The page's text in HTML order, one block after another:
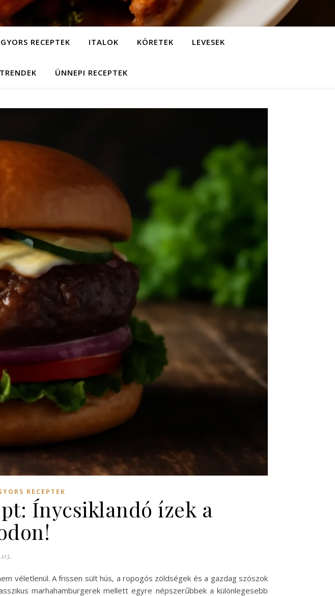
GYORS RECEPTEK ITALOK KÖRETEK LEVESEK
ÜNNEPI RECEPTEK
RECEPTEK
Ínycsiklandó ízek a
véletlenül. A frissen sült hús, a ropogós zöldségek és a gazdag szószok
marhahamburgerek mellett egyre népszerűbbek a különlegesebb